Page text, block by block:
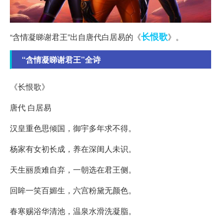
“含情凝睇谢君王”出自唐代白居易的《长恨歌》。
“含情凝睇谢君王”全诗
《长恨歌》
唐代 白居易
汉皇重色思倾国，御宇多年求不得。
杨家有女初长成，养在深闺人未识。
天生丽质难自弃，一朝选在君王侧。
回眸一笑百媚生，六宫粉黛无颜色。
春寒赐浴华清池，温泉水滑洗凝脂。